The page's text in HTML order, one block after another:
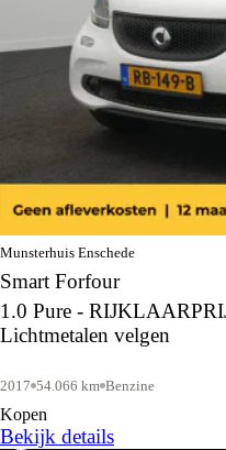
Munsterhuis Enschede
Smart Forfour
1.0 Pure -
Lichtmetalen velgen
2017 54.066 km Benzine
Kopen
Bekijk details